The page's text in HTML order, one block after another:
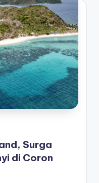
Surga
di Coron